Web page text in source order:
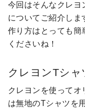
今回はそんなクレヨ
についてご紹介しま
作り方はとっても簡
くださいね！
クレヨンTシャ
クレヨンを使って
は無地のTシャツを